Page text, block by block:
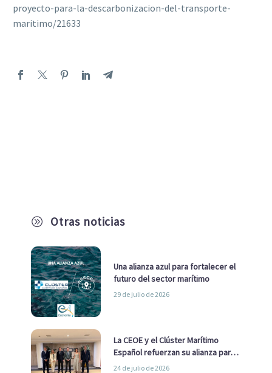
A Otras noticias
Una alianza azul para fortalecer el
futuro del sector marítimo
29 de julio de 2026
La CEOE y el Clúster Marítimo
Español refuerzan su alianza para
impulsar una estrategia Nacional
24 de julio de 2026
proyecto-para-la-descarbonizacion-del-transporte-
maritimo/21633